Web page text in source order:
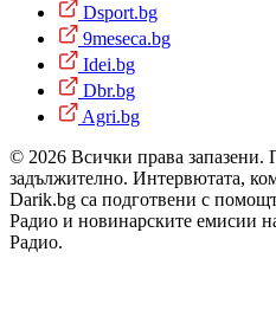
Dsport.bg
9meseca.bg
Idei.bg
Dbr.bg
Agri.bg
© 2026 Всички права запазени.
задължително. Интервютата,
Darik.bg са подготвени с
Радио и новинарските емисии
Радио.